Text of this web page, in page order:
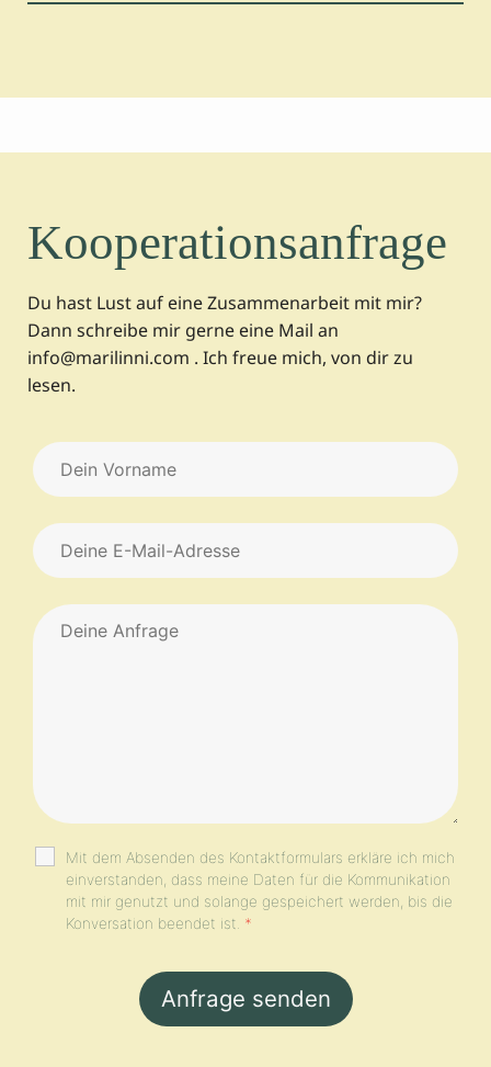
Kooperationsanfrage
Du hast Lust auf eine Zusammenarbeit mit mir?
Dann schreibe mir gerne eine Mail an
info@marilinni.com . Ich freue mich, von dir zu
lesen.
Mit dem Absenden des Kontaktformulars erkläre ich mich
einverstanden, dass meine Daten für die Kommunikation
mit mir genutzt und solange gespeichert werden, bis die
Konversation beendet ist. *